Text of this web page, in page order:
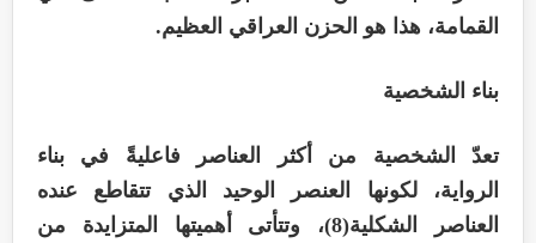
القمامة، هذا هو الحزن العراقي العظيم.
بناء الشخصية
تعدّ الشخصية من أكثر العناصر فاعليةً في بناء
الرواية، لكونها العنصر الوحيد الذي تتقاطع عنده
العناصر الشكلية(8)، وتتأتى أهميتها المتزايدة من